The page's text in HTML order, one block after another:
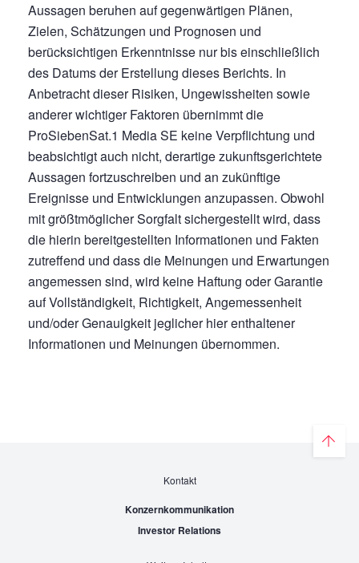
Aussagen beruhen auf gegenwärtigen Plänen,
Zielen, Schätzungen und Prognosen und
berücksichtigen Erkenntnisse nur bis einschließlich
des Datums der Erstellung dieses Berichts. In
Anbetracht dieser Risiken, Ungewissheiten sowie
anderer wichtiger Faktoren übernimmt die
ProSiebenSat.1 Media SE keine Verpflichtung und
beabsichtigt auch nicht, derartige zukunftsgerichtete
Aussagen fortzuschreiben und an zukünftige
Ereignisse und Entwicklungen anzupassen. Obwohl
mit größtmöglicher Sorgfalt sichergestellt wird, dass
die hierin bereitgestellten Informationen und Fakten
zutreffend und dass die Meinungen und Erwartungen
angemessen sind, wird keine Haftung oder Garantie
auf Vollständigkeit, Richtigkeit, Angemessenheit
und/oder Genauigkeit jeglicher hier enthaltener
Informationen und Meinungen übernommen.
Kontakt
Konzernkommunikation
Investor Relations